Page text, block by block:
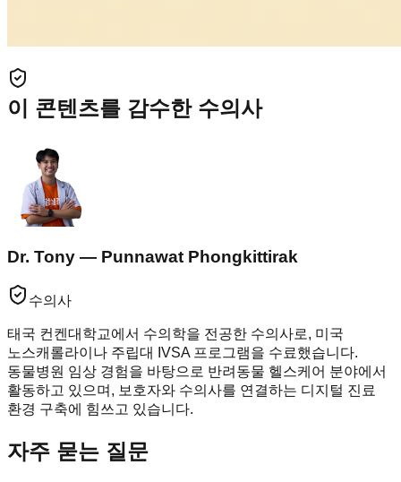
이 콘텐츠를 감수한 수의사
Dr. Tony — Punnawat Phongkittirak
수의사
태국 컨켄대학교에서 수의학을 전공한 수의사로, 미국
노스캐롤라이나 주립대 IVSA 프로그램을 수료했습니다.
동물병원 임상 경험을 바탕으로 반려동물 헬스케어 분야에서
활동하고 있으며, 보호자와 수의사를 연결하는 디지털 진료
환경 구축에 힘쓰고 있습니다.
자주 묻는 질문